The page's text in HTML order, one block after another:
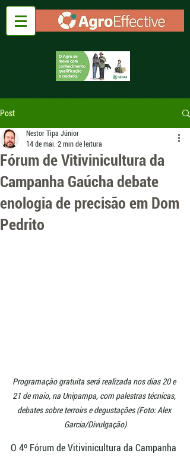
Post
Fórum de Vitivinicultura da
Campanha Gaúcha debate
enologia de precisão em Dom
Pedrito
Nestor Tipa Júnior
14 de mai. 2 min de leitura
Programação gratuita será realizada nos dias 20 e
21 de maio, na Unipampa, com palestras técnicas,
debates sobre terroirs e degustações (Foto: Alex
Garcia/Divulgação)
O 4º Fórum de Vitivinicultura da Campanha